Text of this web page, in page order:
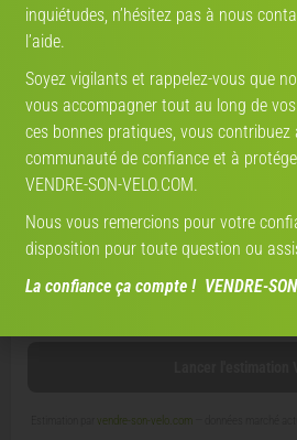
Marque
Année
Modèle V-IA
vendre-son-velo.com
inquiétudes, n’hésitez pas à nous
l’aide.
Soyez vigilants et rappelez-vous que
vous accompagner tout au long de
ces bonnes pratiques, vous contribuez
communauté de confiance et à
VENDRE-SON-VELO.COM.
Nous vous remercions pour votre
disposition pour toute question ou
La confiance ça compte ! VENDRE-